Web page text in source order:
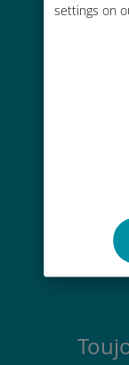
settings on
Pas